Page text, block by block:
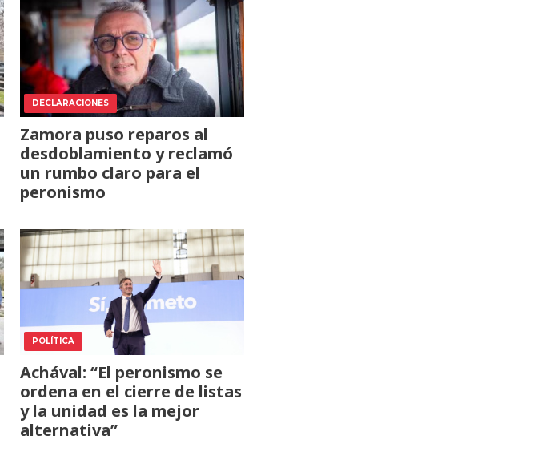
DECLARACIONES
Zamora puso reparos al
desdoblamiento y reclamó
un rumbo claro para el
peronismo
POLÍTICA
Achával: “El peronismo se
ordena en el cierre de listas
y la unidad es la mejor
alternativa”